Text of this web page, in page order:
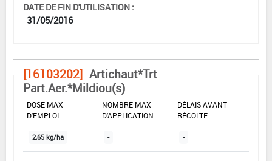
DATE DE FIN D'UTILISATION :
31/05/2016
[16103202] Artichaut*Trt
Part.Aer.*Mildiou(s)
DOSE MAX
D'EMPLOI
NOMBRE MAX
D'APPLICATION
DÉLAIS AVANT
RÉCOLTE
2,65 kg/ha - -